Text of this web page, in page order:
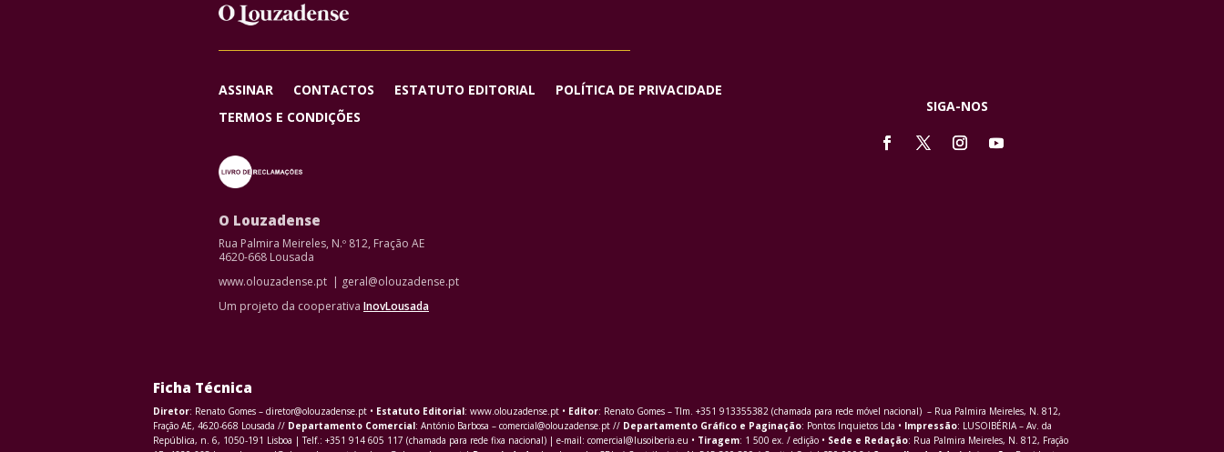
ASSINAR CONTACTOS ESTATUTO EDITORIAL
POLÍTICA DE PRIVACIDADE
TERMOS E CONDIÇÕES
O Louzadense
Rua Palmira Meireles, N.º 812, Fração AE
4620-668 Lousada
www.olouzadense.pt | geral@olouzadense.pt
Um projeto da cooperativa InovLousada
SIGA-NOS
Ficha Técnica
Diretor: Renato Gomes – diretor@olouzadense.pt • Estatuto Editorial: www.olouzadense.pt • Editor: Renato Gomes – Tlm. +351 913355382 (chamada para rede móvel nacional) – Rua Palmira Meireles, N. 812,
Fração AE, 4620-668 Lousada // Departamento Comercial: António Barbosa – comercial@olouzadense.pt // Departamento Gráfico e Paginação: Pontos Inquietos Lda • Impressão: LUSOIBÉRIA – Av. da
República, n. 6, 1050-191 Lisboa | Telf.: +351 914 605 117 (chamada para rede fixa nacional) | e-mail: comercial@lusoiberia.eu • Tiragem: 1 500 ex. / edição • Sede e Redação: Rua Palmira Meireles, N. 812, Fração